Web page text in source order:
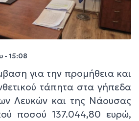
- 15:08
για την προμήθεια και
τάπητα στα γήπεδα
Λευκών και της Νάουσας
ποσού 137.044,80 ευρώ,